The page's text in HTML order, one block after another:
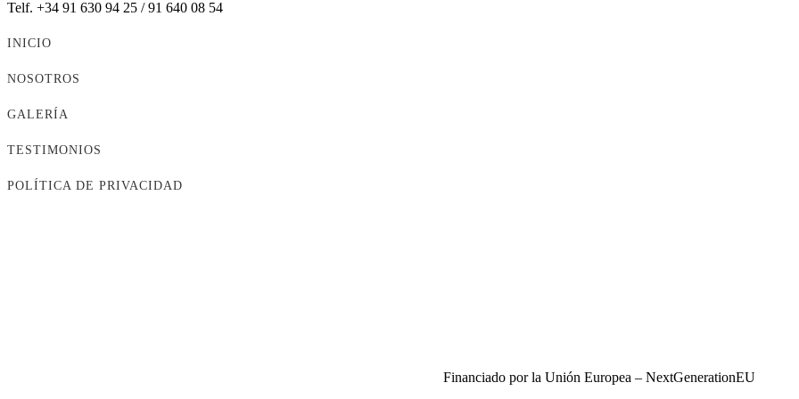
Telf. +34 91 630 94 25 / 91 640 08 54
INICIO
NOSOTROS
GALERÍA
TESTIMONIOS
POLÍTICA DE PRIVACIDAD
Financiado por la Unión Europea – NextGenerationEU